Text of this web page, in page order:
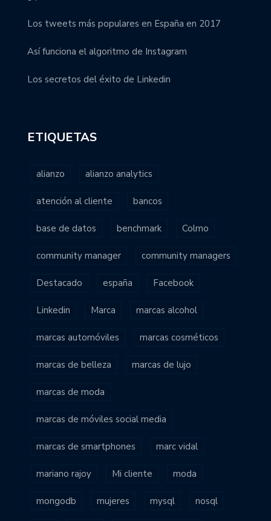
Los tweets más populares en España en 2017
Así funciona el algoritmo de Instagram
Los secretos del éxito de Linkedin
ETIQUETAS
alianzo alianzo analytics
atención al cliente bancos
base de datos benchmark Colmo
community manager community managers
Destacado españa Facebook
Linkedin Marca marcas alcohol
marcas automóviles marcas cosméticos
marcas de belleza marcas de lujo
marcas de moda
marcas de móviles social media
marcas de smartphones marc vidal
mariano rajoy Mi cliente moda
mongodb mujeres mysql nosql